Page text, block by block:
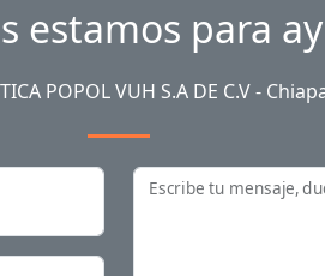
estamos para
POPOL VUH S.A DE C.V -
Escribe tu mensaje,